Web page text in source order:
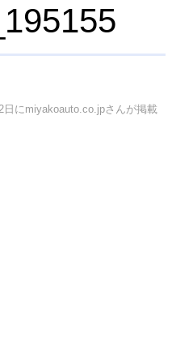
日にmiyakoauto.co.jpさんが掲載